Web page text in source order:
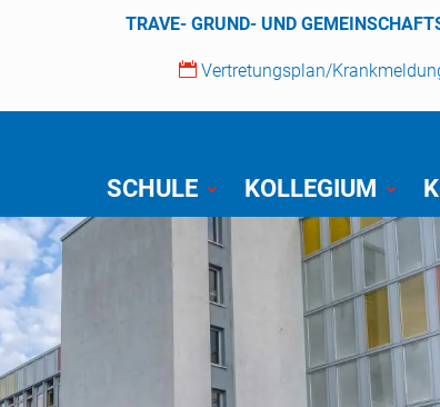
TRAVE- GRUND- UND
Vertretungsplan/
SCHULE KOLLEGIUM